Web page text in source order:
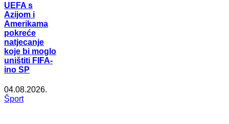
UEFA s
Azijom i
Amerikama
pokreće
natjecanje
koje bi moglo
uništiti FIFA-
ino SP
04.08.2026.
Šport